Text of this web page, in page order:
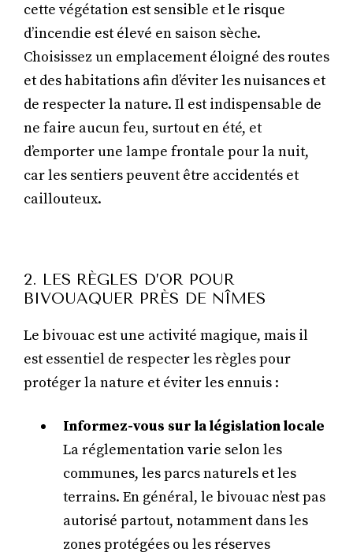
cette végétation est sensible et le risque
d’incendie est élevé en saison sèche.
Choisissez un emplacement éloigné des routes
et des habitations afin d’éviter les nuisances et
de respecter la nature. Il est indispensable de
ne faire aucun feu, surtout en été, et
d’emporter une lampe frontale pour la nuit,
car les sentiers peuvent être accidentés et
caillouteux.
2. LES RÈGLES D’OR POUR
BIVOUAQUER PRÈS DE NÎMES
Le bivouac est une activité magique, mais il
est essentiel de respecter les règles pour
protéger la nature et éviter les ennuis :
Informez-vous sur la législation locale
La réglementation varie selon les
communes, les parcs naturels et les
terrains. En général, le bivouac n’est pas
autorisé partout, notamment dans les
zones protégées ou les réserves